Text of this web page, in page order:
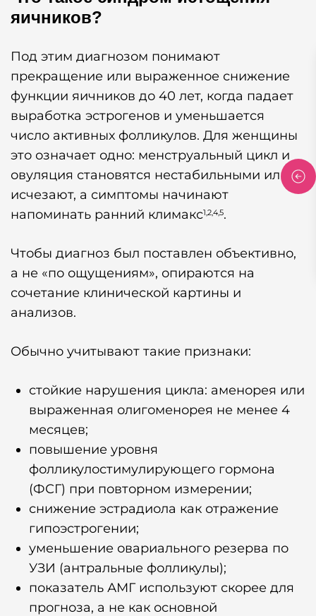
яичников?
Под этим диагнозом понимают
прекращение или выраженное снижение
функции яичников до 40 лет, когда падает
выработка эстрогенов и уменьшается
число активных фолликулов. Для женщины
это означает одно: менструальный цикл и
овуляция становятся нестабильными или
исчезают, а симптомы начинают
напоминать ранний климакс1,2,4,5.
Чтобы диагноз был поставлен объективно,
а не «по ощущениям», опираются на
сочетание клинической картины и
анализов.
Обычно учитывают такие признаки:
стойкие нарушения цикла: аменорея или
выраженная олигоменорея не менее 4
месяцев;
повышение уровня
фолликулостимулирующего гормона
(ФСГ) при повторном измерении;
снижение эстрадиола как отражение
гипоэстрогении;
уменьшение овариального резерва по
УЗИ (антральные фолликулы);
показатель АМГ используют скорее для
прогноза, а не как основной